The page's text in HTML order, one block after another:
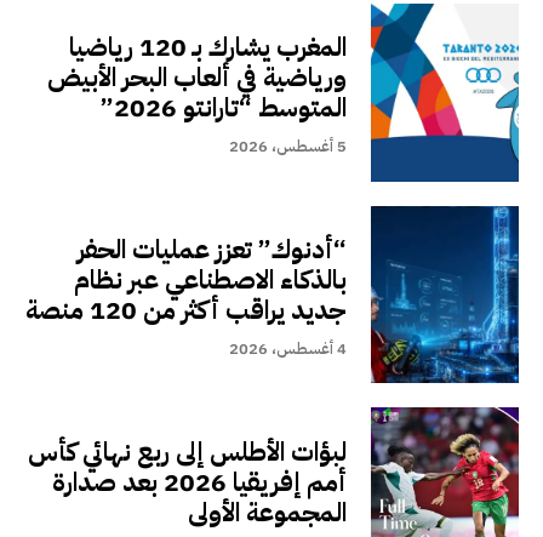
المغرب يشارك بـ 120 رياضيا
ورياضية في ألعاب البحر الأبيض
المتوسط “تارانتو 2026”
5 أغسطس، 2026
“أدنوك” تعزز عمليات الحفر
بالذكاء الاصطناعي عبر نظام
جديد يراقب أكثر من 120 منصة
4 أغسطس، 2026
لبؤات الأطلس إلى ربع نهائي كأس
أمم إفريقيا 2026 بعد صدارة
المجموعة الأولى